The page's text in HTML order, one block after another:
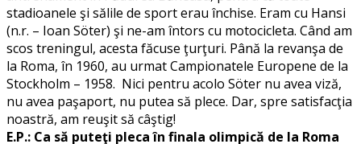
stadioanele şi sălile de sport erau închise. Eram cu Hansi
(n.r. – Ioan Söter) şi ne-am întors cu motocicleta. Când am
scos treningul, acesta făcuse ţurţuri. Până la revanşa de
la Roma, în 1960, au urmat Campionatele Europene de la
Stockholm – 1958. Nici pentru acolo Söter nu avea viză,
nu avea paşaport, nu putea să plece. Dar, spre satisfacţia
noastră, am reuşit să câştig!
E.P.: Ca să puteţi pleca în finala olimpică de la Roma